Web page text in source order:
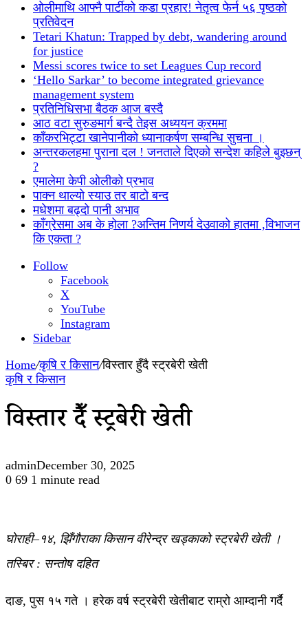
ओलीमाथि आफ्नै पार्टीको कडा प्रहार! नेतृत्व फेर्न ५६ पृष्ठको
प्रतिवेदन
Tetari Khatun: Trapped by debt, wandering around
for justice
Messi scores twice to set Leagues Cup record
‘Hello Sarkar’ to become integrated grievance
management system
प्रतिनिधिसभा बैठक आज बस्दै
आठ वटा सुरुङमार्ग बन्दै तेइस अध्ययन क्रममा
काँकरभिट्टा खानेपानीको ध्यानाकर्षण सम्बन्धि सुचना ।
अन्तरकलहमा पुराना दल ! जनताले दिएको सन्देश कहिले बुझ्छन्
?
एमालेमा केपी ओलीको प्रभाव
पाक्न थाल्यो स्याउ तर बाटो बन्द
मधेशमा बढ्दो पानी अभाव
काँग्रेसमा अब के होला ?अन्तिम निणर्य देउवाको हातमा ,विभाजन
कि एकता ?
Follow
Facebook
X
YouTube
Instagram
Sidebar
Home/कृषि र किसान/विस्तार हुँदै स्ट्रबेरी खेती
कृषि र किसान
विस्तार हुँदै स्ट्रबेरी खेती
adminDecember 30, 2025
0 69 1 minute read
घोराही–१४, झिँगौराका किसान वीरेन्द्र खड्काको स्ट्रबेरी खेती ।
तस्बिर : सन्तोष दहित
दाङ, पुस १५ गते । हरेक वर्ष स्ट्रबेरी खेतीबाट राम्रो आम्दानी गर्दै